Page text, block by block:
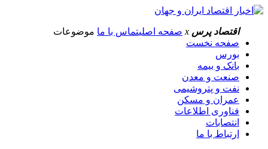
اقتصاد پرس x صفحه اصلیتماس با ما موضوعات
صفحه نخست
بورس
بانک و بیمه
صنعت و معدن
نفت و پتروشیمی
عمران و مسکن
فناوری اطلاعات
انتصابات
ارتباط با ما